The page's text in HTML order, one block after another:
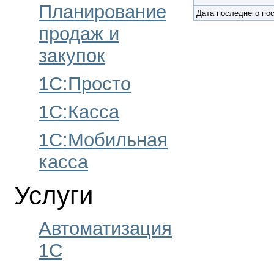
Планирование
продаж и
закупок
1С:Просто
1С:Касса
1С:Мобильная
касса
Услуги
Автоматизация
1С
Дата последнего